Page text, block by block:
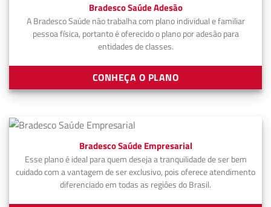
Bradesco Saúde Adesão
A Bradesco Saúde não trabalha com plano individual e familiar
pessoa física, portanto é oferecido o plano por adesão para
entidades de classes.
CONHEÇA O PLANO
Bradesco Saúde Empresarial
Esse plano é ideal para quem deseja a tranquilidade de ser bem
cuidado com a vantagem de ser exclusivo, pois oferece atendimento
diferenciado em todas as regiões do Brasil.